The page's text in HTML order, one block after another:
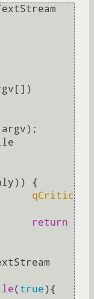
;
{
qCritic
return
( true){